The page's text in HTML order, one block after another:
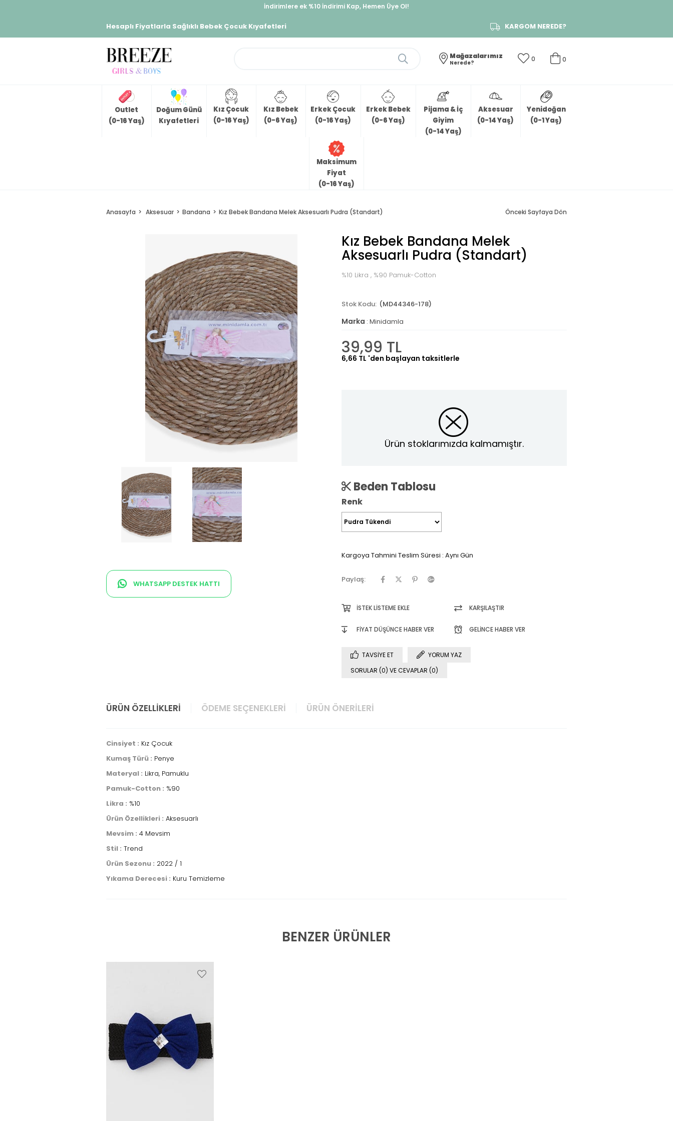
İndirimlere ek %10 İndirimi Kap, Hemen Üye Ol!
Hesaplı Fiyatlarla Sağlıklı Bebek Çocuk Kıyafetleri KARGOM NEREDE?
0
0
Mağazalarımız
Nerede?
Outlet
(0-16 Yaş)
Doğum Günü
Kıyafetleri
Kız Çocuk
(0-16 Yaş)
Kız Bebek
(0-6 Yaş)
Erkek Çocuk
(0-16 Yaş)
Erkek Bebek
(0-6 Yaş)
Pijama & İç
Giyim
(0-14 Yaş)
Aksesuar
(0-14 Yaş)
Yenidoğan
(0-1 Yaş)
Maksimum
Fiyat
(0-16 Yaş)
Anasayfa Aksesuar Bandana Kız Bebek Bandana Melek Aksesuarlı Pudra (Standart) Önceki Sayfaya Dön
WHATSAPP DESTEK HATTI
Kız Bebek Bandana Melek
Aksesuarlı Pudra (Standart)
%10 Likra , %90 Pamuk-Cotton
(MD44346-178)
Marka : Minidamla
39,99 TL
6,66 TL 'den başlayan taksitlerle
Ürün stoklarımızda kalmamıştır.
Beden Tablosu
Renk
Kargoya Tahmini Teslim Süresi : Aynı Gün
Paylaş:
İSTEK LISTEME EKLE KARŞILAŞTIR
FIYAT DÜŞÜNCE HABER VER GELINCE HABER VER
TAVSIYE ET
YORUM YAZ
SORULAR (0) VE CEVAPLAR (0)
ÜRÜN ÖZELLIKLERI ÖDEME SEÇENEKLERI ÜRÜN ÖNERILERI
Cinsiyet : Kız Çocuk
Kumaş Türü : Penye
Materyal : Likra, Pamuklu
Pamuk-Cotton : %90
Likra : %10
Ürün Özellikleri : Aksesuarlı
Mevsim : 4 Mevsim
Stil : Trend
Ürün Sezonu : 2022 / 1
Yıkama Derecesi : Kuru Temizleme
BENZER ÜRÜNLER